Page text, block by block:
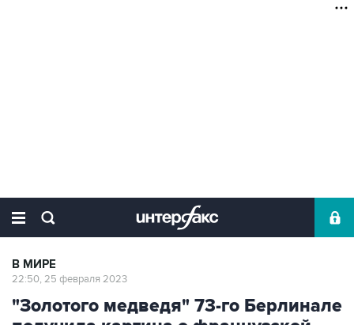
В МИРЕ
22:50, 25 февраля 2023
"Золотого медведя" 73-го Берлинале